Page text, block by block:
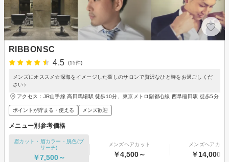
RIBBONSC
4.5
(15件)
メンズにオススメ☆深海をイメージした癒しのサロンで贅沢なひと時をお過ごしくだ
さい♪
アクセス：JR山手線 高田馬場駅 徒歩10分、東京メトロ副都心線 西早稲田駅 徒歩5分
ポイントが貯まる・使える メンズ歓迎
メニュー別参考価格
眉カット・眉カラー・脱色(ブ
リーチ)
￥7,500～
メンズヘアカット
￥4,500～
メンズヘアカラ
￥14,000～